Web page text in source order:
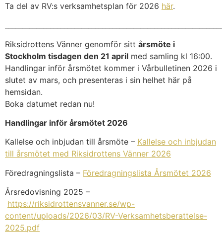
Ta del av RV:s verksamhetsplan för 2026 här.
Riksidrottens Vänner genomför sitt årsmöte i
Stockholm tisdagen den 21 april med samling kl 16:00.
Handlingar inför årsmötet kommer i Vårbulletinen 2026 i
slutet av mars, och presenteras i sin helhet här på
hemsidan.
Boka datumet redan nu!
Handlingar inför årsmötet 2026
Kallelse och inbjudan till årsmöte – Kallelse och inbjudan
till årsmötet med Riksidrottens Vänner 2026
Föredragningslista – Föredragningslista Årsmötet 2026
Årsredovisning 2025 –
https://riksidrottensvanner.se/wp-
content/uploads/2026/03/RV-Verksamhetsberattelse-
2025.pdf